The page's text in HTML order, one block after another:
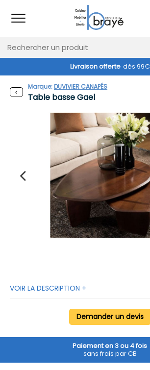
Livraison offerte dès 99€
Table basse Gael
Marque:DUVIVIER CANAPÉS
VOIR LA DESCRIPTION +
Demander un devis
Paiement en 3 ou 4 fois
sans frais par CB